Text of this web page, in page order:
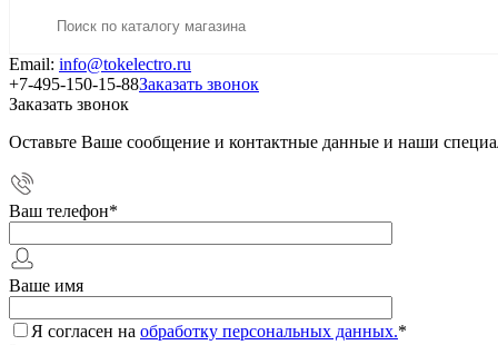
Email: info@tokelectro.ru
+7-495-150-15-88Заказать звонок
Заказать звонок
Оставьте Ваше сообщение и контактные данные и наши
Ваш телефон*
Ваше имя
Я согласен на обработку персональных данных.*